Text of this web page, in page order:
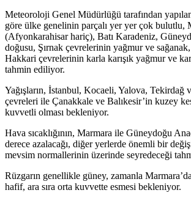
Meteoroloji Genel Müdürlüğü tarafından
göre ülke genelinin parçalı yer yer çok bulutlu,
(Afyonkarahisar hariç), Batı Karadeniz,
doğusu, Şırnak çevrelerinin yağmur ve
Hakkari çevrelerinin karla karışık yağmur ve kar
tahmin ediliyor.
Yağışların, İstanbul, Kocaeli, Yalova, Tekirdağ
çevreleri ile Çanakkale ve Balıkesir’in kuzey
kuvvetli olması bekleniyor.
Hava sıcaklığının, Marmara ile Güneydoğu
derece azalacağı, diğer yerlerde önemli bir
mevsim normallerinin üzerinde seyredeceği
Rüzgarın genellikle güney, zamanla
hafif, ara sıra orta kuvvette esmesi bekleniyor.